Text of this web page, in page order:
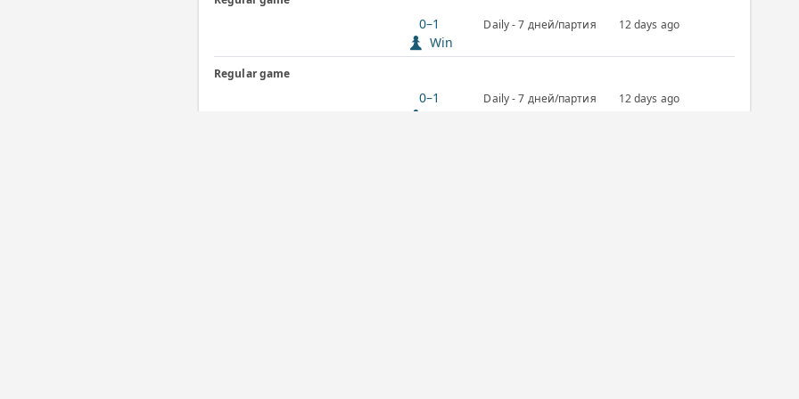
0–1
Win
Daily - 7 дней/партия 12 days ago
Regular game
0–1
Daily - 7 дней/партия 12 days ago